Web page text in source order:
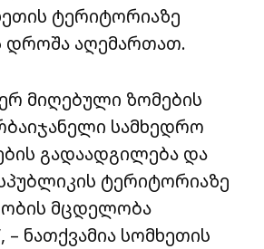
ტერიტორიაზე
დროშა აღემართათ.
მიღებული ზომების
სამხედრო
გადაადგილება და
ტერიტორიაზე
მცდელობა
ნათქვამია სომხეთის